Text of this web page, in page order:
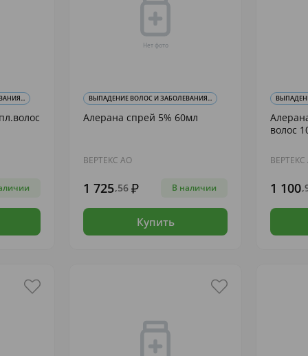
ВЫПАДЕНИЕ ВОЛОС И ЗАБОЛЕВАНИЯ...
Алерана спрей 5% 60мл
ВЕРТЕКС АО
1 725,56 В наличии
Купить
волос
1 100